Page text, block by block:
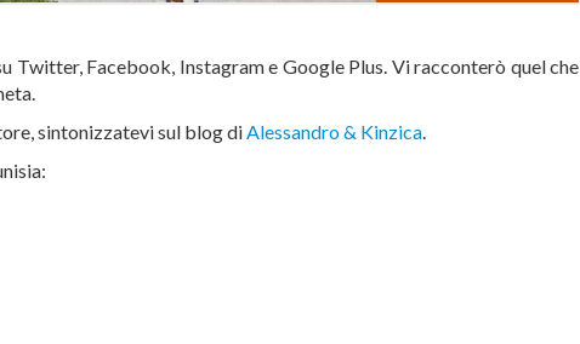
Twitter, Facebook, Instagram e Google Plus. Vi racconterò quel che
sintonizzatevi sul blog diAlessandro & Kinzica.